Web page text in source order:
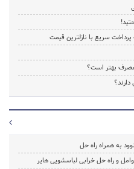
سریع با نازلترین قیمت
بهتر است؟
و راه حل خرابی لباسشویی هایر